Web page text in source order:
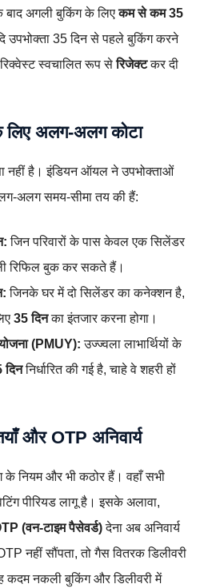
बाद अगली बुकिंग के लिएकम से कम 35
उपभोक्ता 35 दिन से पहले बुकिंग करने
स्वचालित रूप सेरिजेक्टकर दी
अलग-अलग कोटा
नहीं है। इंडियन ऑयल ने उपभोक्ताओं
अलग समय-सीमा तय की हैं:
जिन परिवारों के पास केवल एक सिलेंडर
रिफिल बुक कर सकते हैं।
जिनके घर में दो सिलेंडर का कनेक्शन है,
35 दिनका इंतजार करना होगा।
(PMUY): उज्ज्वला लाभार्थियों के
दिननिर्धारित की गई है, चाहे वे शहरी हों
और OTP अनिवार्य
के नियम और भी कठोर हैं। वहाँ सभी
पीरियड लागू है। इसके अलावा,
(वन-टाइम पैसेवर्ड)देना अब अनिवार्य
नहीं सौंपता, तो गैस वितरक डिलीवरी
नकली बुकिंग और डिलीवरी में